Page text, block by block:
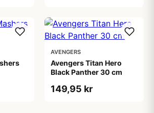
AVENGERS
Avengers Titan Hero
Black Panther 30 cm
149,95 kr